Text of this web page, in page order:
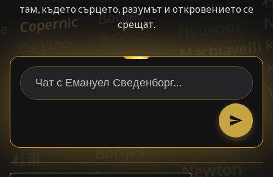
там, където сърцето, разумът и откровението се
срещат.